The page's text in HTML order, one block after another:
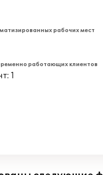
рабочих мест
работающих клиентов
1